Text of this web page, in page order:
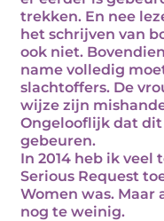
trekken. En nee
het schrijven van
ook niet.
name volledig
slachtoffers. De
wijze zijn
Ongelooflijk dat dit
gebeuren.
In 2014 heb ik veel
Serious Request
Women was. Maar
nog te weinig.